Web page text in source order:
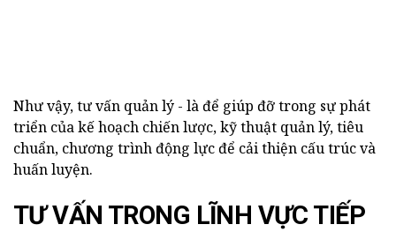
Như vậy, tư vấn quản lý - là để giúp đỡ trong sự phát
triển của kế hoạch chiến lược, kỹ thuật quản lý, tiêu
chuẩn, chương trình động lực để cải thiện cấu trúc và
huấn luyện.
TƯ VẤN TRONG LĨNH VỰC TIẾP